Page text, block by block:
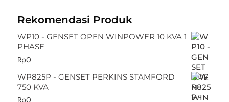
Rekomendasi Produk
WP10 - GENSET OPEN WINPOWER 10 KVA 1
PHASE
Rp0
WP825P - GENSET PERKINS STAMFORD
750 KVA
Rp0